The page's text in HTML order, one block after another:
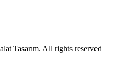
Tasarım. All rights reserved